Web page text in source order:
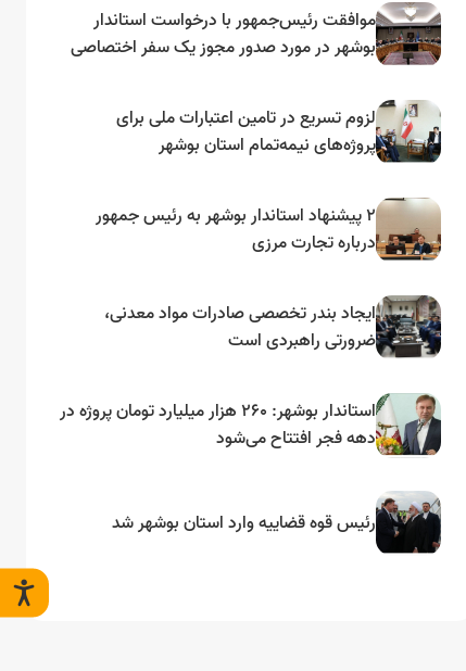
موافقت رئیس‌جمهور با درخواست استاندار
بوشهر در مورد صدور مجوز یک سفر اختصاصی
لزوم تسریع در تامین اعتبارات ملی برای
پروژه‌های نیمه‌تمام استان بوشهر
۲ پیشنهاد استاندار بوشهر به رئیس جمهور
درباره تجارت مرزی
ایجاد بندر تخصصی صادرات مواد معدنی،
ضرورتی راهبردی است
استاندار بوشهر: ۲۶۰ هزار میلیارد تومان پروژه در
دهه فجر افتتاح می‌شود
رئیس قوه قضاییه وارد استان بوشهر شد